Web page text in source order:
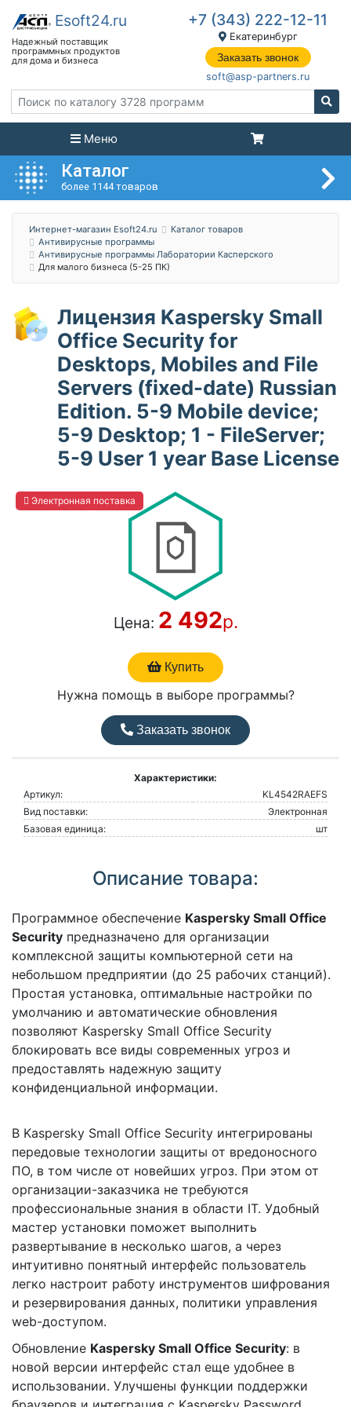
+7 (343) 222-12-11
Екатеринбург
Заказать звонок
soft@asp-partners.ru
Меню
Каталог
более 1144 товаров
Интернет-магазин Esoft24.ru
Каталог товаров
Антивирусные программы
Антивирусные программы Лаборатории Касперского
Для малого бизнеса (5-25 ПК)
Лицензия Kaspersky Small
Office Security for
Desktops, Mobiles and File
Servers (fixed-date) Russian
Edition. 5-9 Mobile device;
5-9 Desktop; 1 - FileServer;
5-9 User 1 year Base License
Электронная поставка
Цена: 2 492р.
Купить
Нужна помощь в выборе программы?
Заказать звонок
Характеристики:
Артикул:
KL4542RAEFS
Вид поставки:
Электронная
Базовая единица:
шт
Описание товара:
Программное обеспечение Kaspersky Small Office
Security предназначено для организации
комплексной защиты компьютерной сети на
небольшом предприятии (до 25 рабочих станций).
Простая установка, оптимальные настройки по
умолчанию и автоматические обновления
позволяют Kaspersky Small Office Security
блокировать все виды современных угроз и
предоставлять надежную защиту
конфиденциальной информации.
В Kaspersky Small Office Security интегрированы
передовые технологии защиты от вредоносного
ПО, в том числе от новейших угроз. При этом от
организации-заказчика не требуются
профессиональные знания в области IT. Удобный
мастер установки поможет выполнить
развертывание в несколько шагов, а через
интуитивно понятный интерфейс пользователь
легко настроит работу инструментов шифрования
и резервирования данных, политики управления
web-доступом.
Обновление Kaspersky Small Office Security: в
новой версии интерфейс стал еще удобнее в
использовании. Улучшены функции поддержки